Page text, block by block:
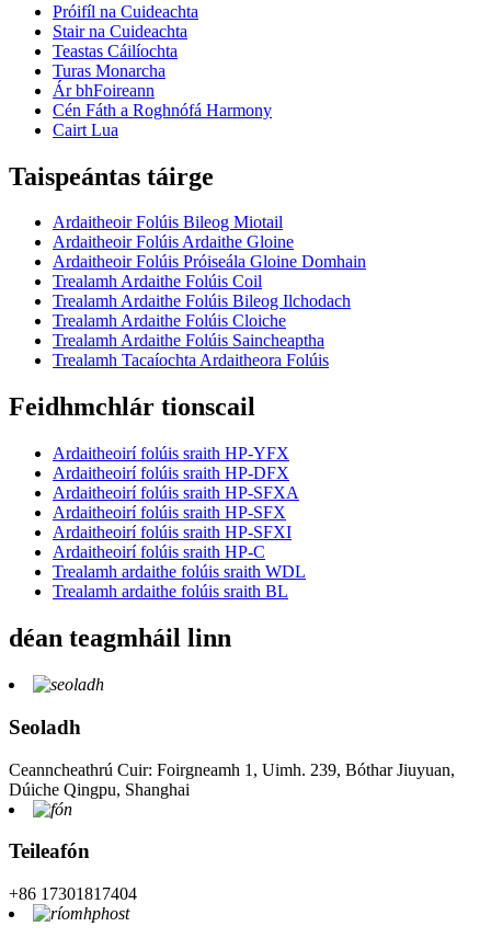
Próifíl na Cuideachta
Stair na Cuideachta
Teastas Cáilíochta
Turas Monarcha
Ár bhFoireann
Cén Fáth a Roghnófá Harmony
Cairt Lua
Taispeántas táirge
Ardaitheoir Folúis Bileog Miotail
Ardaitheoir Folúis Ardaithe Gloine
Ardaitheoir Folúis Próiseála Gloine Domhain
Trealamh Ardaithe Folúis Coil
Trealamh Ardaithe Folúis Bileog Ilchodach
Trealamh Ardaithe Folúis Cloiche
Trealamh Ardaithe Folúis Saincheaptha
Trealamh Tacaíochta Ardaitheora Folúis
Feidhmchlár tionscail
Ardaitheoirí folúis sraith HP-YFX
Ardaitheoirí folúis sraith HP-DFX
Ardaitheoirí folúis sraith HP-SFXA
Ardaitheoirí folúis sraith HP-SFX
Ardaitheoirí folúis sraith HP-SFXI
Ardaitheoirí folúis sraith HP-C
Trealamh ardaithe folúis sraith WDL
Trealamh ardaithe folúis sraith BL
déan teagmháil linn
Seoladh
Ceanncheathrú Cuir: Foirgneamh 1, Uimh. 239, Bóthar Jiuyuan,
Dúiche Qingpu, Shanghai
Teileafón
+86 17301817404